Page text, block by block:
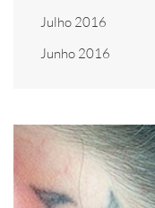
Julho 2016
Junho 2016